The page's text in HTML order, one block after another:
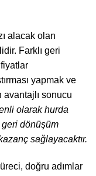
alacak olan
Farklı geri
yapmak ve
sonucu
olarak hurda
geri dönüşüm
sağlayacaktır.
doğru adımlar